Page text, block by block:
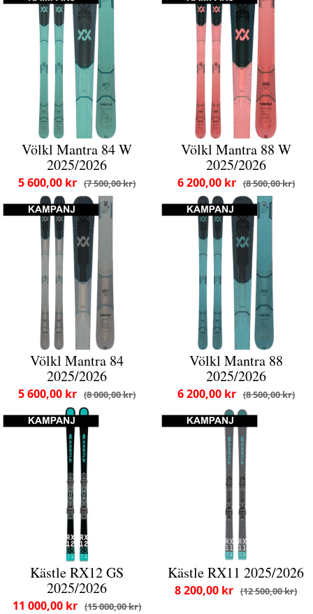
Völkl Mantra 84 W
2025/2026
7 500,00 kr
5 600,00 kr
Völkl Mantra 88 W
2025/2026
8 500,00 kr
6 200,00 kr
Völkl Mantra 84
2025/2026
8 000,00 kr
5 600,00 kr
Völkl Mantra 88
2025/2026
8 500,00 kr
6 200,00 kr
Kästle RX12 GS
2025/2026
15 000,00 kr
11 000,00 kr
Kästle RX11 2025/2026
12 500,00 kr
8 200,00 kr